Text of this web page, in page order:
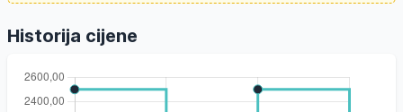
Historija cijene